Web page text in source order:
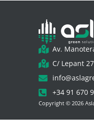
Av.
C/ Lepant
+34 91 670
Copyright © 2026